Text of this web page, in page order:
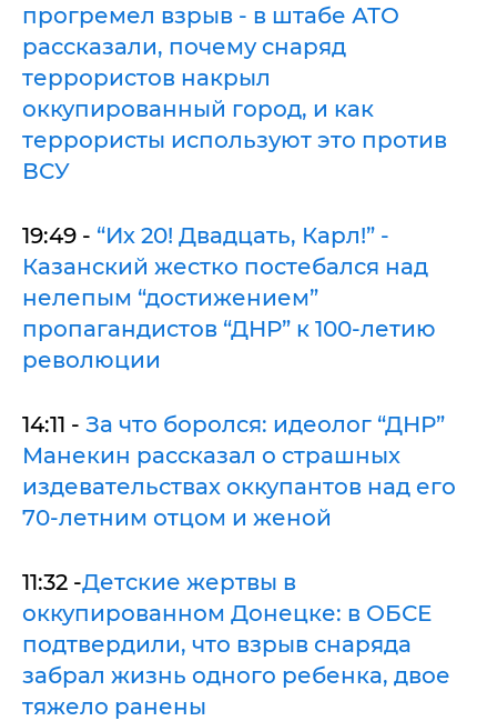
прогремел взрыв - в штабе АТО
рассказали, почему снаряд
террористов накрыл
оккупированный город, и как
террористы используют это против
ВСУ
19:49 - “Их 20! Двадцать, Карл!” -
Казанский жестко постебался над
нелепым “достижением”
пропагандистов “ДНР” к 100-летию
революции
14:11 - За что боролся: идеолог “ДНР”
Манекин рассказал о страшных
издевательствах оккупантов над его
70-летним отцом и женой
11:32 -Детские жертвы в
оккупированном Донецке: в ОБСЕ
подтвердили, что взрыв снаряда
забрал жизнь одного ребенка, двое
тяжело ранены